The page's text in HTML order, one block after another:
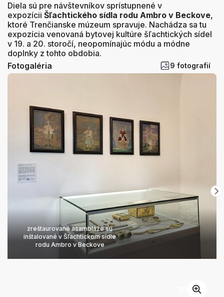
Diela sú pre návštevníkov sprístupnené v
expozícii Šľachtického sídla rodu Ambro v Beckove,
ktoré Trenčianske múzeum spravuje. Nachádza sa tu
expozícia venovaná bytovej kultúre šľachtických sídel
v 19. a 20. storočí, neopomínajúc módu a módne
doplnky z tohto obdobia.
Fotogaléria
9 fotografií
zreštaurované asambláže sú
inštalované v Šľachtickom sídle
rodu Ambro v Beckove